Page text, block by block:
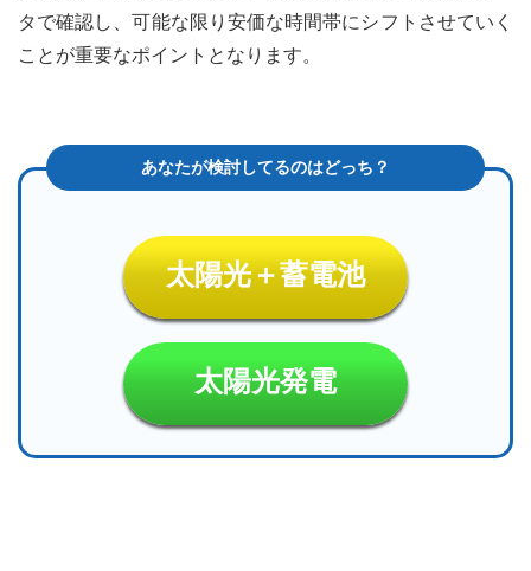
タで確認し、可能な限り安価な時間帯にシフトさせていく
ことが重要なポイントとなります。
太陽光＋蓄電池
太陽光発電